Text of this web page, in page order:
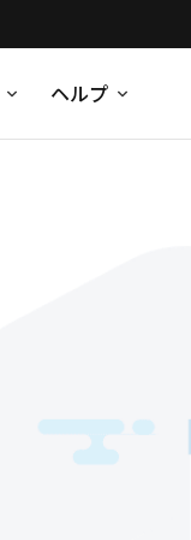
ヘルプ